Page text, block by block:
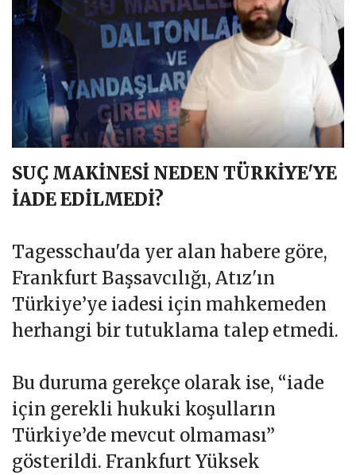
SUÇ MAKİNESİ NEDEN TÜRKİYE'YE
İADE EDİLMEDİ?
Tagesschau'da yer alan habere göre,
Frankfurt Başsavcılığı, Atız'ın
Türkiye’ye iadesi için mahkemeden
herhangi bir tutuklama talep etmedi.
Bu duruma gerekçe olarak ise, “iade
için gerekli hukuki koşulların
Türkiye’de mevcut olmaması”
gösterildi. Frankfurt Yüksek